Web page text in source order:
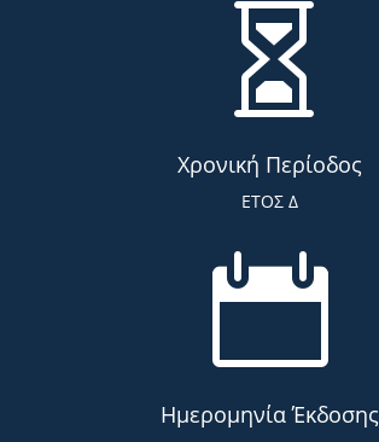

Χρονική Περίοδος
ΕΤΟΣ Δ

Ημερομηνία Έκδοσης